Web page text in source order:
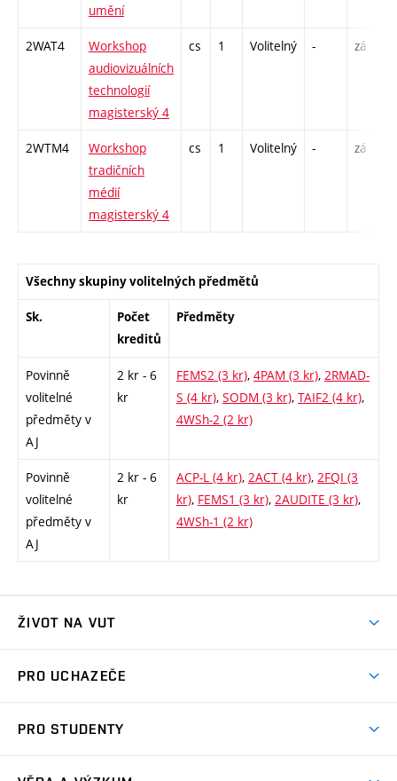
umění
2WAT4
Workshop
audiovizuálních
technologií
magisterský 4
cs 1 Volitelný - zá
2WTM4
Workshop
tradičních
médií
magisterský 4
cs 1 Volitelný - zá
Všechny skupiny volitelných předmětů
Sk.
Počet
kreditů
Předměty
Povinně
volitelné
předměty v
AJ
2 kr - 6
kr
FEMS2 (3 kr), 4PAM (3 kr), 2RMAD-
S (4 kr), SODM (3 kr), TAIF2 (4 kr),
4WSh-2 (2 kr)
Povinně
volitelné
předměty v
AJ
2 kr - 6
kr
ACP-L (4 kr), 2ACT (4 kr), 2FQI (3
kr), FEMS1 (3 kr), 2AUDITE (3 kr),
4WSh-1 (2 kr)
ŽIVOT NA VUT
Koleje
PRO UCHAZEČE
Dny otevřených dveří
PRO STUDENTY